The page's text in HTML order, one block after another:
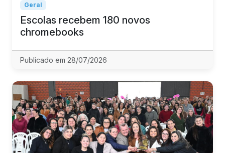
Geral
Escolas recebem 180 novos
chromebooks
Publicado em 28/07/2026